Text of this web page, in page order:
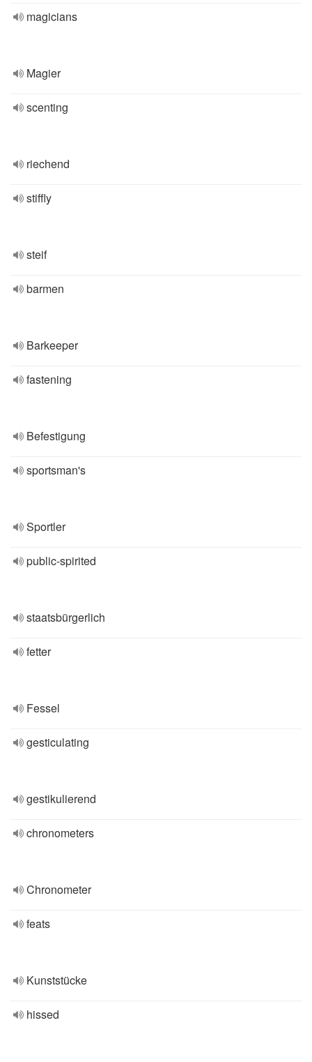
magicians
Magier
scenting
riechend
stiffly
steif
barmen
Barkeeper
fastening
Befestigung
sportsman's
Sportler
public-spirited
staatsbürgerlich
fetter
Fessel
gesticulating
gestikulierend
chronometers
Chronometer
feats
Kunststücke
hissed